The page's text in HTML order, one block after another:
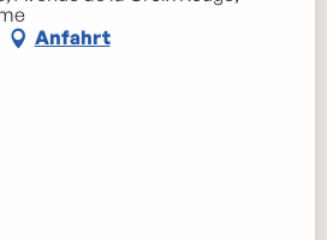
Anfahrt